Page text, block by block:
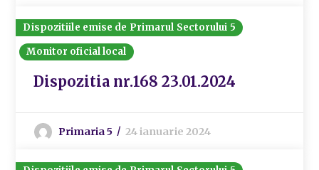
Dispozitiile emise de Primarul Sectorului 5
Monitor oficial local
Dispozitia nr.168 23.01.2024
Primaria 5 24 ianuarie 2024